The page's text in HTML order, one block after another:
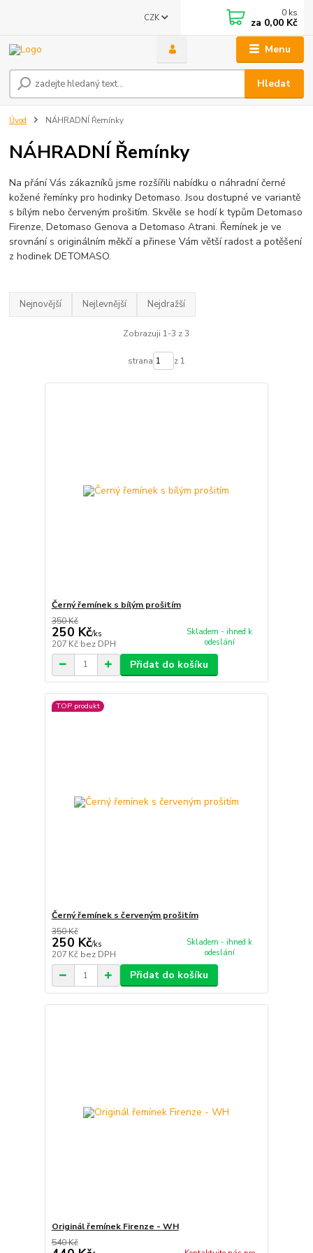
Menu
CZK
Hledat
0 ks
za 0,00 Kč
Úvod NÁHRADNÍ Řemínky
NÁHRADNÍ Řemínky
Na přání Vás zákazníků jsme rozšířili nabídku o náhradní černé
kožené řemínky pro hodinky Detomaso. Jsou dostupné ve variantě
s bílým nebo červeným prošitím. Skvěle se hodí k typům Detomaso
Firenze, Detomaso Genova a Detomaso Atrani. Řemínek je ve
srovnání s originálním měkčí a přinese Vám větší radost a potěšení
z hodinek DETOMASO.
Nejnovější Nejlevnější Nejdražší
Zobrazuji 1-3 z 3
strana z 1
Černý řemínek s bílým prošitím
350 Kč
250 Kč/ks
207 Kč bez DPH
Skladem - ihned k
odeslání
Přidat do košíku
TOP produkt
Černý řemínek s červeným prošitím
350 Kč
250 Kč/ks
207 Kč bez DPH
Skladem - ihned k
odeslání
Přidat do košíku
Originál řemínek Firenze - WH
540 Kč